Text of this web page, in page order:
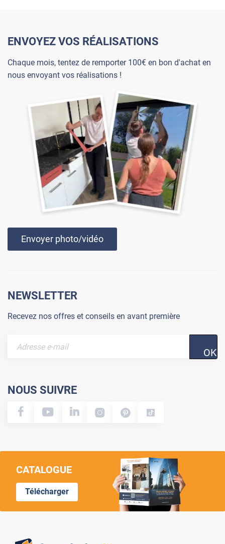
ENVOYEZ VOS RÉALISATIONS
Chaque mois, tentez de remporter 100€ en bon d'achat en
nous envoyant vos réalisations !
Envoyer photo/vidéo
NEWSLETTER
Recevez nos offres et conseils en avant première
OK
NOUS SUIVRE
CATALOGUE
Télécharger